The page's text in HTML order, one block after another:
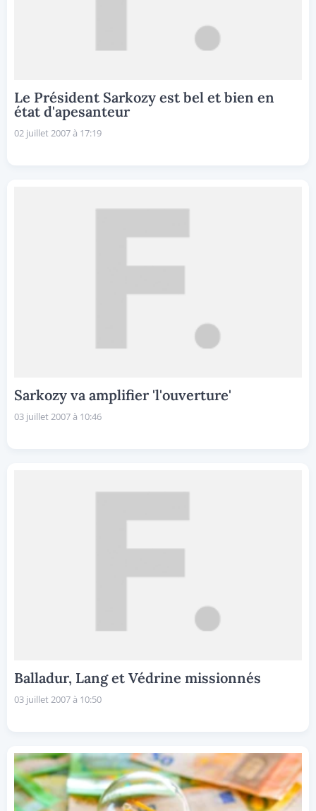
Le Président Sarkozy est bel et bien en
état d'apesanteur
02 juillet 2007 à 17:19
Sarkozy va amplifier 'l'ouverture'
03 juillet 2007 à 10:46
Balladur, Lang et Védrine missionnés
03 juillet 2007 à 10:50